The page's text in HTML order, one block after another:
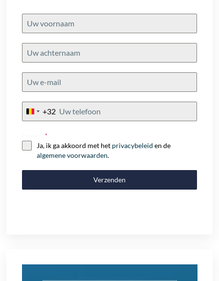
Belgium
+32
Consent*
Ja, ik ga akkoord met het privacybeleid en de
algemene voorwaarden.
Verzenden